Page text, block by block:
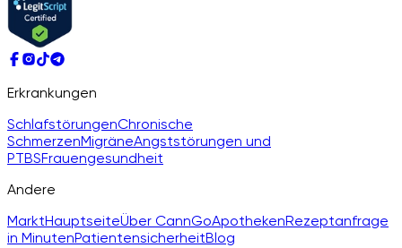
Erkrankungen
SchlafstörungenChronische
SchmerzenMigräneAngststörungen und
PTBSFrauengesundheit
Andere
MarktHauptseiteÜber CannGoApothekenRezeptanfrage
in MinutenPatientensicherheitBlog